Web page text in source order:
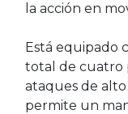
la acción en
Está equipado
total de cuatro
ataques de
permite un